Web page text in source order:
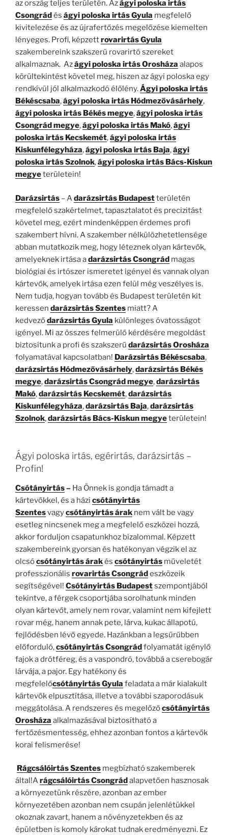
az ország teljes területén. Azágyi poloska irtás
Csongrád és ágyi poloska irtás Gyula megfelelő
kivitelezése és az újrafertőzés megelőzése kiemelten
lényeges. Profi, képzettrovarirtás Gyula
szakembereink szakszerű rovarirtó szereket
alkalmaznak. Azágyi poloska irtás Orosháza alapos
körültekintést követel meg, hiszen az ágyi poloska egy
rendkívül jól alkalmazkodó élőlény.Ágyi poloska irtás
Békéscsaba,ágyi poloska irtás Hódmezővásárhely,
ágyi poloska irtás Békés megye,ágyi poloska irtás
Csongrád megye,ágyi poloska irtás Makó,ágyi
poloska irtás Kecskemét,ágyi poloska irtás
Kiskunfélegyháza,ágyi poloska irtás Baja,ágyi
poloska irtás Szolnok,ágyi poloska irtás Bács-Kiskun
megyeterületein!
Darázsirtás – Adarázsirtás Budapestterületén
megfelelő szakértelmet, tapasztalatot és precizitást
követel meg, ezért mindenképpen érdemes profi
szakembert hívni. A szakember nélkülözhetetlensége
abban mutatkozik meg, hogy léteznek olyan kártevők,
amelyeknek irtása adarázsirtás Csongrád magas
biológiai és irtószer ismeretet igényel és vannak olyan
kártevők, amelyek irtása ezen felül még veszélyes is.
Nem tudja, hogyan tovább és Budapest területén kit
keressen darázsirtás Szentes miatt? A
kedveződarázsirtás Gyula különleges óvatosságot
igényel. Mi az összes felmerülő kérdésére megoldást
biztosítunk a profi és szakszerű darázsirtás Orosháza
folyamatával kapcsolatban! Darázsirtás Békéscsaba,
darázsirtás Hódmezővásárhely,darázsirtás Békés
megye,darázsirtás Csongrád megye,darázsirtás
Makó,darázsirtás Kecskemét,darázsirtás
Kiskunfélegyháza,darázsirtás Baja,darázsirtás
Szolnok,darázsirtás Bács-Kiskun megyeterületein!
Ágyi poloska irtás, egérirtás, darázsirtás –
Profin!
Csótányirtás– Ha Önnek is gondja támadt a
kártevőkkel, és a házi csótányirtás
Szentesvagycsótányirtás árak nem vált be vagy
esetleg nincsenek meg a megfelelő eszközei hozzá,
akkor forduljon csapatunkhoz bizalommal. Képzett
szakembereink gyorsan és hatékonyan végzik el az
olcsócsótányirtás árakés csótányirtás műveletét
professzionális rovarirtás Csongrádeszközeik
segítségével! Csótányirtás Budapestszempontjából
tekintve, a férgek csoportjába sorolhatunk minden
olyan kártevőt, amely nem rovar, valamint nem kifejlett
rovar még, hanem annak pete, lárva, kukac állapotú,
fejlődésben lévő egyede. Hazánkban a legsűrűbben
előforduló,csótányirtás Csongrádfolyamatát igénylő
fajok a drótféreg, és a vaspondró, továbbá a cserebogár
lárvája, a pajor. Egy hatékony és
megfelelőcsótányirtás Gyula feladata a már kialakult
kártevők elpusztítása, illetve a további szaporodásuk
meggátolása. A rendszeres és megelőzőcsótányirtás
Orosháza alkalmazásával biztosítható a
fertőzésmentesség, ehhez azonban fontos a kártevők
korai felismerése!
Rágcsálóirtás Szentes megbízható szakemberek
által!Arágcsálóirtás Csongrád alapvetően hasznosak
a környezetünk részére, azonban az ember
környezetében azonban nem csupán jelenlétükkel
okoznak zavart, hanem a növényzetekben és az
épületben is komoly károkat tudnak eredményezni. Ez